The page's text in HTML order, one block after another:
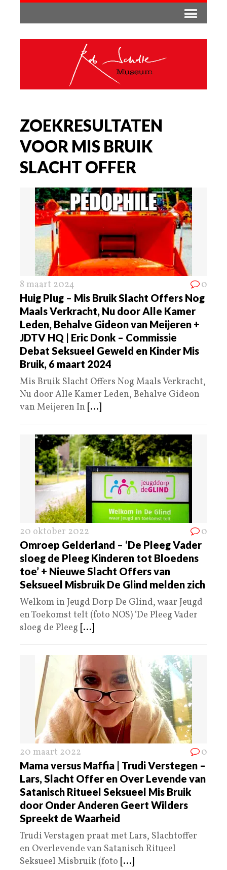
ZOEKRESULTATEN
VOOR MIS BRUIK
SLACHT OFFER
8 maart 2024 0
Huig Plug – Mis Bruik Slacht Offers Nog
Maals Verkracht, Nu door Alle Kamer
Leden, Behalve Gideon van Meijeren +
JDTV HQ | Eric Donk – Commissie
Debat Seksueel Geweld en Kinder Mis
Bruik, 6 maart 2024
Mis Bruik Slacht Offers Nog Maals Verkracht,
Nu door Alle Kamer Leden, Behalve Gideon
van Meijeren In [...]
20 oktober 2022 0
Omroep Gelderland – ‘De Pleeg Vader
sloeg de Pleeg Kinderen tot Bloedens
toe’ + Nieuwe Slacht Offers van
Seksueel Misbruik De Glind melden zich
Welkom in Jeugd Dorp De Glind, waar Jeugd
en Toekomst telt (foto NOS) ‘De Pleeg Vader
sloeg de Pleeg [...]
20 maart 2022 0
Mama versus Maffia | Trudi Verstegen –
Lars, Slacht Offer en Over Levende van
Satanisch Ritueel Seksueel Mis Bruik
door Onder Anderen Geert Wilders
Spreekt de Waarheid
Trudi Verstagen praat met Lars, Slachtoffer
en Overlevende van Satanisch Ritueel
Seksueel Misbruik (foto [...]